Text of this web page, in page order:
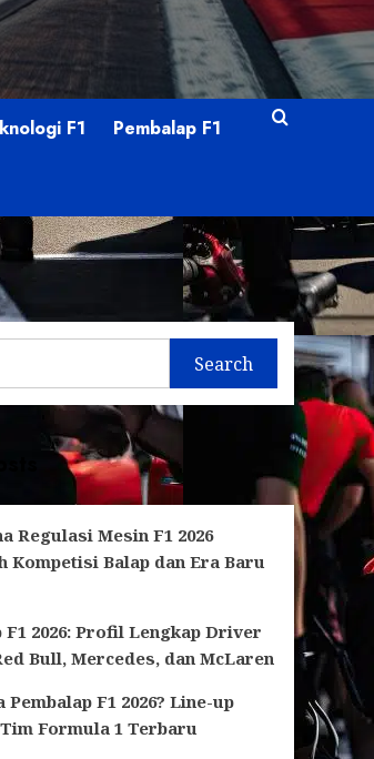
F1 Pembalap F1
Search
Regulasi Mesin F1 2026
Kompetisi Balap dan Era Baru
F1 2026: Profil Lengkap Driver
Bull, Mercedes, dan McLaren
Pembalap F1 2026? Line-up
Formula 1 Terbaru